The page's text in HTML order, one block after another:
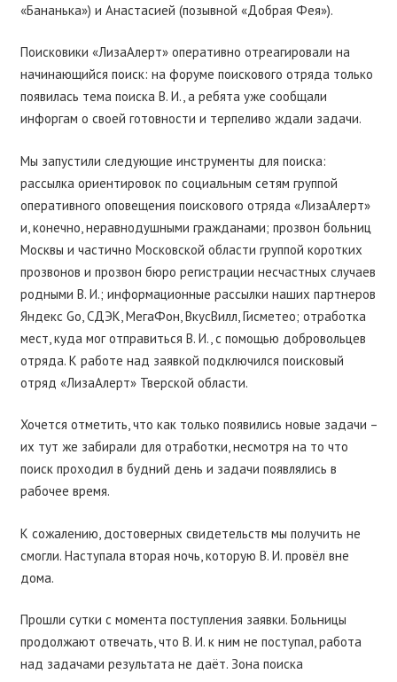
«Бананька») и Анастасией (позывной «Добрая Фея»).
Поисковики «ЛизаАлерт» оперативно отреагировали на
начинающийся поиск: на форуме поискового отряда только
появилась тема поиска В. И., а ребята уже сообщали
инфоргам о своей готовности и терпеливо ждали задачи.
Мы запустили следующие инструменты для поиска:
рассылка ориентировок по социальным сетям группой
оперативного оповещения поискового отряда «ЛизаАлерт»
и, конечно, неравнодушными гражданами; прозвон больниц
Москвы и частично Московской области группой коротких
прозвонов и прозвон бюро регистрации несчастных случаев
родными В. И.; информационные рассылки наших партнеров
Яндекс Go, СДЭК, МегаФон, ВкусВилл, Гисметео; отработка
мест, куда мог отправиться В. И., с помощью добровольцев
отряда. К работе над заявкой подключился поисковый
отряд «ЛизаАлерт» Тверской области.
Хочется отметить, что как только появились новые задачи –
их тут же забирали для отработки, несмотря на то что
поиск проходил в будний день и задачи появлялись в
рабочее время.
К сожалению, достоверных свидетельств мы получить не
смогли. Наступала вторая ночь, которую В. И. провёл вне
дома.
Прошли сутки с момента поступления заявки. Больницы
продолжают отвечать, что В. И. к ним не поступал, работа
над задачами результата не даёт. Зона поиска